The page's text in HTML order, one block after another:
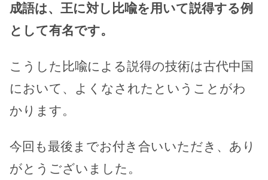
成語は、王に対し比喩を用いて説得する例
として有名です。
こうした比喩による説得の技術は古代中国
において、よくなされたということがわ
かります。
今回も最後までお付き合いいただき、あり
がとうございました。